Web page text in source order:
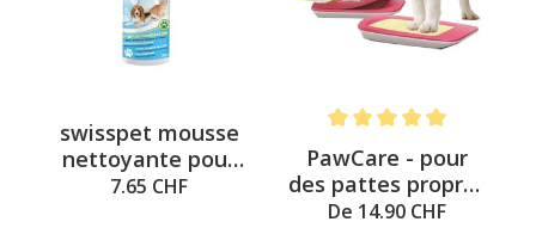
swisspet mousse
nettoyante pour
pattes
7.65 CHF
PawCare - pour
des pattes propres
et hygièniques
De 14.90 CHF